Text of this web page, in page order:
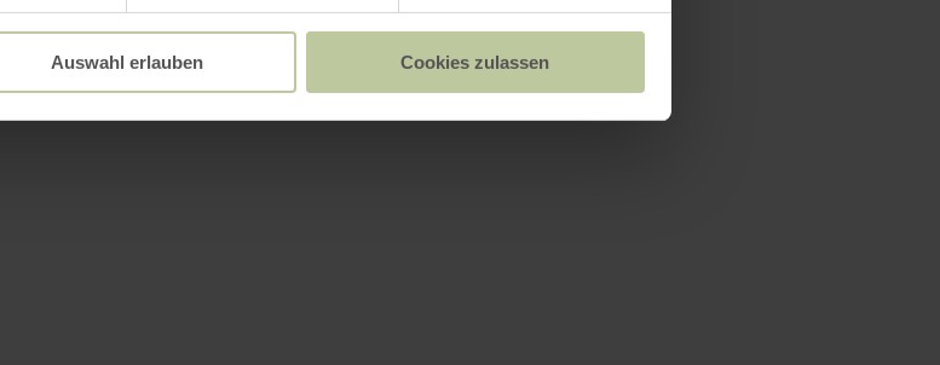
Auswahl erlauben Cookies zulassen